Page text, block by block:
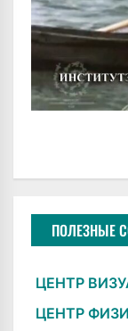
ПОЛЕЗНЫЕ
ЦЕНТР
ЦЕНТР